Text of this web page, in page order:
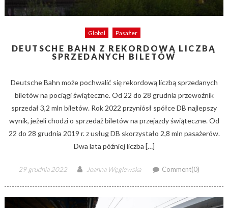
Global Pasażer
DEUTSCHE BAHN Z REKORDOWĄ LICZBĄ
SPRZEDANYCH BILETÓW
Deutsche Bahn może pochwalić się rekordową liczbą sprzedanych
biletów na pociągi świąteczne. Od 22 do 28 grudnia przewoźnik
sprzedał 3,2 mln biletów. Rok 2022 przyniósł spółce DB najlepszy
wynik, jeżeli chodzi o sprzedaż biletów na przejazdy świąteczne. Od
22 do 28 grudnia 2019 r. z usług DB skorzystało 2,8 mln pasażerów.
Dwa lata później liczba […]
Posted
29 grudnia 2022 Author
Joanna Węglewska Comment(0)